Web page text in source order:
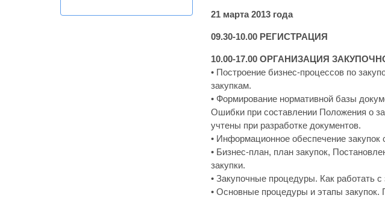
21 марта 2013 года
09.30-10.00 РЕГИСТРАЦИЯ
10.00-17.00 ОРГАНИЗАЦИЯ
• Построение бизнес-процессов по
закупкам.
• Формирование нормативной базы
Ошибки при составлении Положения о
учтены при разработке документов.
• Информационное обеспечение
• Бизнес-план, план закупок,
закупки.
• Закупочные процедуры. Как работать
• Основные процедуры и этапы